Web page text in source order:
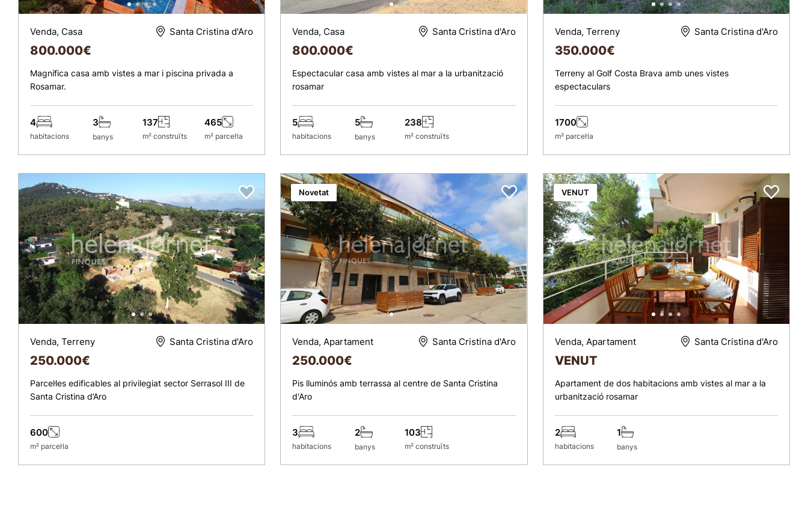
Venda, Casa Santa Cristina d'Aro
800.000€
Magnífica casa amb vistes a mar i piscina privada a
Rosamar.
4
habitacions
3
banys
137
m² construïts
465
m² parcel·la
Venda, Casa Santa Cristina d'Aro
800.000€
Espectacular casa amb vistes al mar a la urbanització
rosamar
5
habitacions
5
banys
238
m² construïts
Venda, Terreny Santa Cristina d'Aro
350.000€
Terreny al Golf Costa Brava amb unes vistes
espectaculars
1700
m² parcel·la
Venda, Terreny Santa Cristina d'Aro
250.000€
Parcel·les edificables al privilegiat sector Serrasol III de
Santa Cristina d’Aro
600
m² parcel·la
Novetat
Venda, Apartament Santa Cristina d'Aro
250.000€
Pis lluminós amb terrassa al centre de Santa Cristina
d'Aro
3
habitacions
2
banys
103
m² construïts
VENUT
Venda, Apartament Santa Cristina d'Aro
VENUT
Apartament de dos habitacions amb vistes al mar a la
urbanització rosamar
2
habitacions
1
banys